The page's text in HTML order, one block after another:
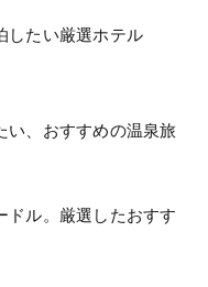
したい厳選ホテル
い、おすすめの温泉旅
ドル。厳選したおすす